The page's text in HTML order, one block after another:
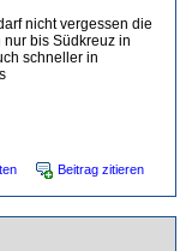
nicht vergessen die
bis Südkreuz in
schneller in
Beitrag zitieren